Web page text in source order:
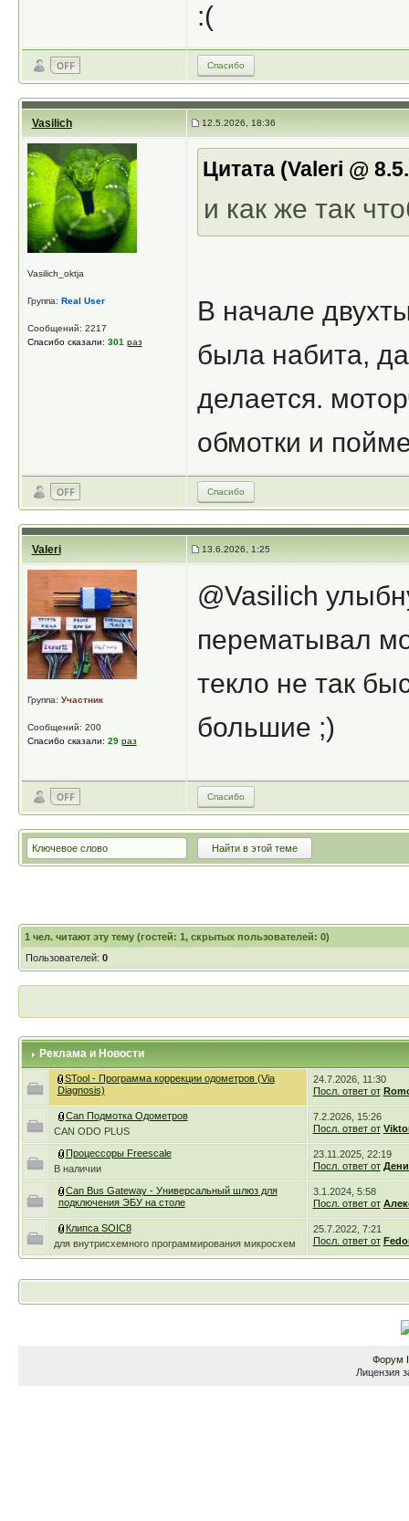
:(
Спасибо
Vasilich 12.5.2026, 18:36
Vasilich_oktja
Группа: Real User
Сообщений: 2217
Спасибо сказали: 301 раз
Цитата (Valeri @
и как же так
В начале
была набита,
делается.
обмотки и
Спасибо
Valeri 13.6.2026, 1:25
Группа: Участник
Сообщений: 200
Спасибо сказали: 29 раз
@Vasilich
перематывал
текло не так
большие ;)
Спасибо
1 чел. читают эту тему (гостей: 1, скрытых пользователей: 0)
Пользователей: 0
Реклама и Новости
STool - Программа коррекции одометров (Via
Diagnosis)
24.7.2026, 11:30
Посл. ответ от
Can Подмотка Одометров
CAN ODO PLUS
7.2.2026, 15:26
Посл. ответ от
Процессоры Freescale
В наличии
23.11.2025, 22:19
Посл. ответ от
Can Bus Gateway - Универсальный шлюз для
подключения ЭБУ на столе
3.1.2024, 5:58
Посл. ответ от
Клипса SOIC8
для внутрисхемного программирования микросхем
25.7.2022, 7:21
Посл. ответ от
Форум
Лицензия